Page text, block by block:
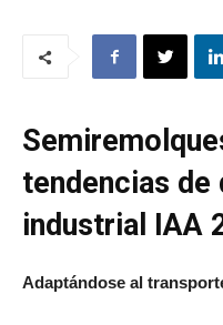
tendencias de
industrial IAA
Adaptándose al